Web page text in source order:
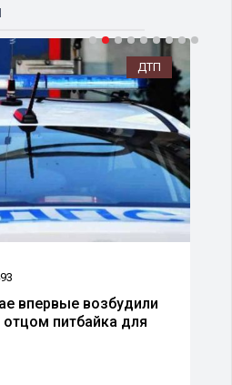
ДТП
впервые возбудили
питбайка для